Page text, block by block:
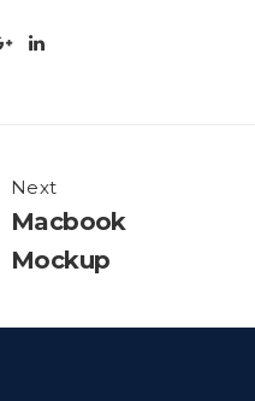
Next
Macbook
Mockup